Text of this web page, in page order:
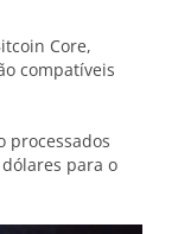
Core,
compatíveis
processados
para o